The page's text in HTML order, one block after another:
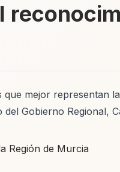
mejor representan
Gobierno Regional,
Región de Murcia